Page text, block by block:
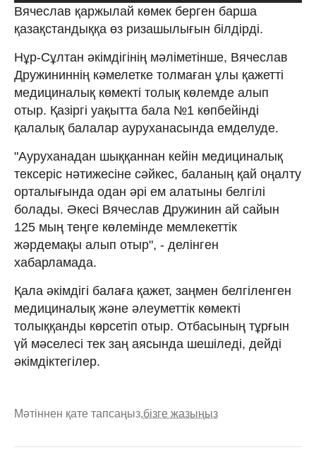
Вячеслав қаржылай көмек берген барша
қазақстандыққа өз ризашылығын білдірді.
Нұр-Сұлтан әкімдігінің мәліметінше, Вячеслав
Дружининнің кәмелетке толмаған ұлы қажетті
медициналық көмекті толық көлемде алып
отыр. Қазіргі уақытта бала №1 көпбейінді
қалалық балалар ауруханасында емделуде.
"Ауруханадан шыққаннан кейін медициналық
тексеріс нәтижесіне сәйкес, баланың қай оңалту
орталығында одан әрі ем алатыны белгілі
болады. Әкесі Вячеслав Дружинин ай сайын
125 мың теңге көлемінде мемлекеттік
жәрдемақы алып отыр", - делінген
хабарламада.
Қала әкімдігі балаға қажет, заңмен белгіленген
медициналық және әлеуметтік көмекті
толыққанды көрсетіп отыр. Отбасының тұрғын
үй мәселесі тек заң аясында шешіледі, дейді
әкімдіктегілер.
Мәтіннен қате тапсаңыз,бізге жазыңыз